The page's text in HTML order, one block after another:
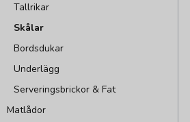
Tallrikar
Skålar
Bordsdukar
Underlägg
Serveringsbrickor & Fat
Matlådor